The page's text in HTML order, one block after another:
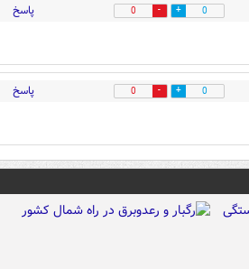
0
0 پاسخ
0
0 پاسخ